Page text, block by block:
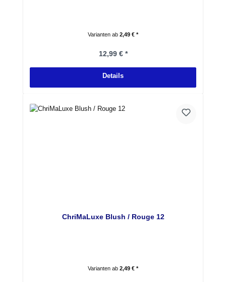
Varianten ab 2,49 € *
Regulärer Preis:
12,99 € *
Details
ChriMaLuxe Blush / Rouge 12
Varianten ab 2,49 € *